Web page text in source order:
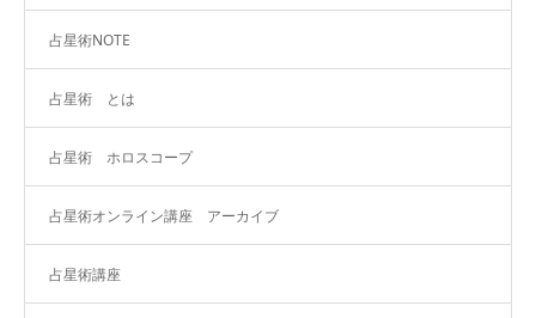
占星術NOTE
占星術 とは
占星術 ホロスコープ
占星術オンライン講座 アーカイブ
占星術講座